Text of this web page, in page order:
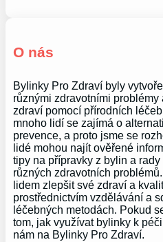
O nás
Bylinky Pro Zdraví byly
různými zdravotními
zdraví pomocí přírodních
mnoho lidí se zajímá o
prevence, a proto jsme se
lidé mohou najít ověřené
tipy na přípravky z bylin a
různých zdravotních
lidem zlepšit své zdraví a
prostřednictvím vzdělávání a
léčebných metodách. Pokud
tom, jak využívat bylinky k
nám na Bylinky Pro Zdraví.